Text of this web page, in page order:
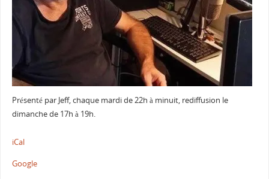
Présenté par Jeff, chaque mardi de 22h à minuit, rediffusion le
dimanche de 17h à 19h.
iCal
Google